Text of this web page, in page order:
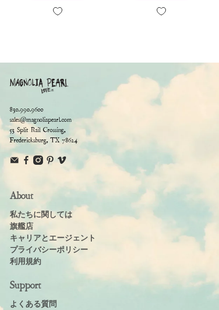
830.990.9600
sales@magnoliapearl.com
53 Split Rail Crossing,
Fredericksburg, TX 78624
About
私たちに関しては
旗艦店
キャリアとエージェント
プライバシーポリシー
利用規約
Support
よくある質問